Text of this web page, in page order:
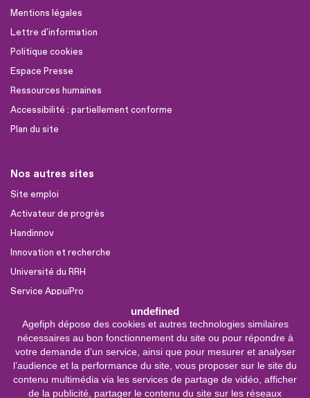
undefined
Agefiph dépose des cookies et autres technologies similaires
nécessaires au bon fonctionnement du site ou pour répondre à
votre demande d’un service, ainsi que pour mesurer et analyser
l’audience et la performance du site, vous proposer sur le site du
contenu multimédia via les services de partage de vidéo, afficher
de la publicité, partager le contenu du site sur les réseaux
Mentions légales
Lettre d'information
Politique cookies
Espace Presse
Ressources humaines
Accessibilité : partiellement conforme
Plan du site
Nos autres sites
Site emploi
Activateur de progrès
Handinnov
Innovation et recherche
Université du RRH
Service AppuiPro
Nous suivre
Youtube
Linkedin